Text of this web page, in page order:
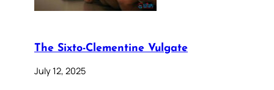
The Sixto-Clementine Vulgate
July 12, 2025